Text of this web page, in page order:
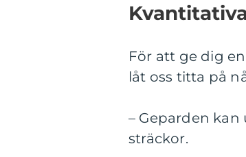
För att ge dig
låt oss titta på
– Geparden
sträckor.